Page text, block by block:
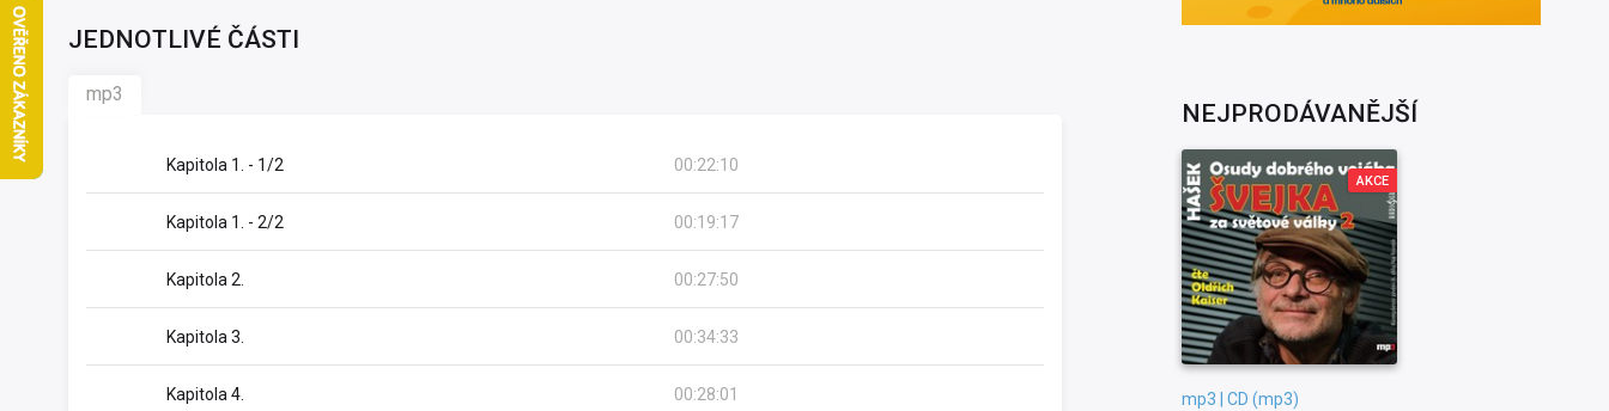
JEDNOTLIVÉ ČÁSTI
mp3
Kapitola 1. - 1/2 00:22:10
Kapitola 1. - 2/2 00:19:17
Kapitola 2. 00:27:50
Kapitola 3. 00:34:33
Kapitola 4. 00:28:01
NEJPRODÁVANĚJŠÍ
AKCE
mp3 | CD (mp3)